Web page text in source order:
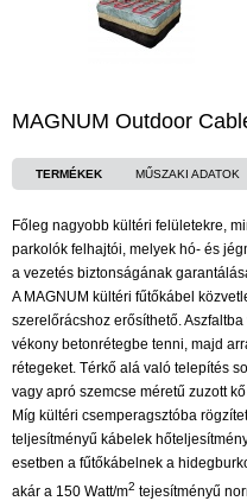
MAGNUM Outdoor
TERMÉKEK MŰSZAKI ADATOK
Főleg nagyobb kültéri felületekre,
parkolók felhajtói, melyek hó- és
a vezetés biztonságának
A MAGNUM kültéri fűtőkábel
szerelőrácshoz erősíthető.
vékony betonrétegbe tenni, majd
rétegeket. Térkő alá való telepítés
vagy apró szemcse méretű zuzott
Míg kültéri csemperagsztóba
teljesítményű kábelek
esetben a fűtőkábelnek a
akár a 150 Watt/m2 tejesítményű